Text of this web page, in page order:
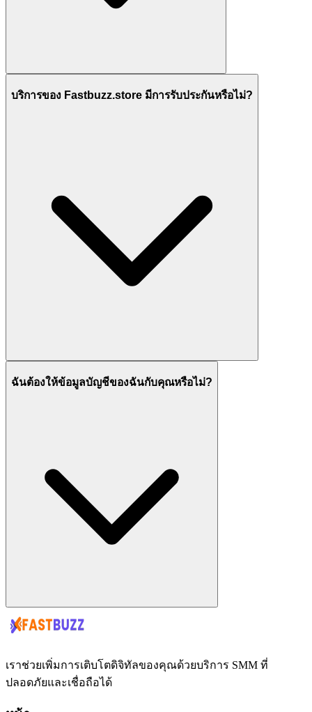
บริการของ Fastbuzz.store มีการรับประกันหรือไม่?
ฉันต้องให้ข้อมูลบัญชีของฉันกับคุณหรือไม่?
เราช่วยเพิ่มการเติบโตดิจิทัลของคุณด้วยบริการ SMM ที่
ปลอดภัยและเชื่อถือได้